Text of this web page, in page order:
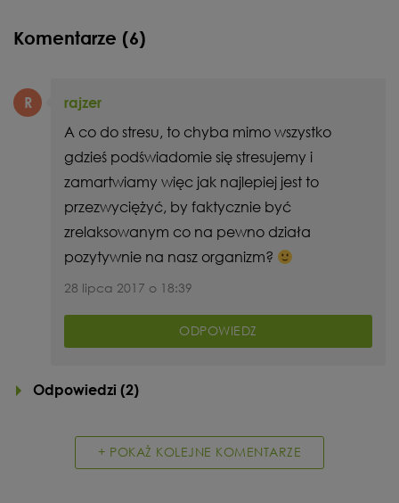
Komentarze (6)
R rajzer
A co do stresu, to chyba mimo wszystko
gdzieś podświadomie się stresujemy i
zamartwiamy więc jak najlepiej jest to
przezwyciężyć, by faktycznie być
zrelaksowanym co na pewno działa
pozytywnie na nasz organizm?
ODPOWIEDZ
28 lipca 2017 o 18:39
Odpowiedzi (2)
+ POKAŻ KOLEJNE KOMENTARZE